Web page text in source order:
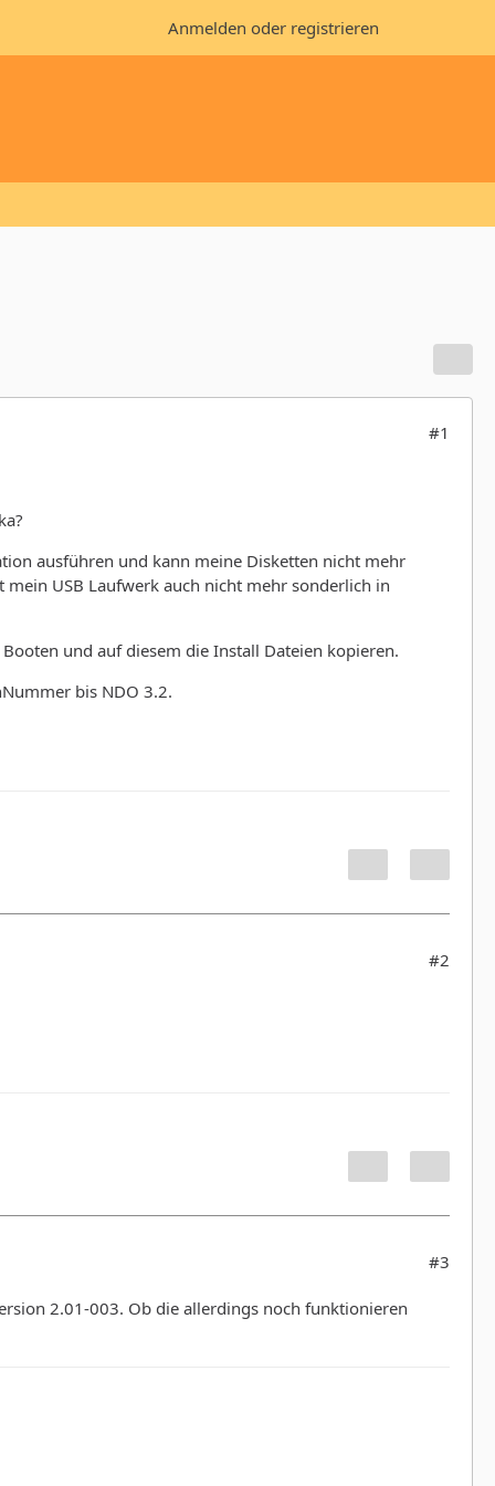
Anmelden oder registrieren
#1
ausführen und kann meine Disketten nicht mehr
USB Laufwerk auch nicht mehr sonderlich in
und auf diesem die Install Dateien kopieren.
bis NDO 3.2.
#2
#3
2.01-003. Ob die allerdings noch funktionieren